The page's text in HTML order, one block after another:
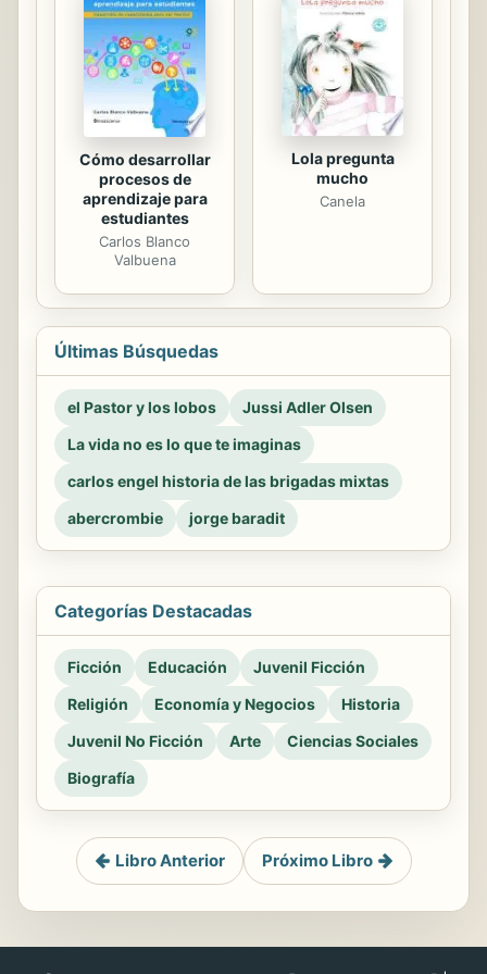
Cómo desarrollar
procesos de
aprendizaje para
estudiantes
Carlos Blanco
Valbuena
Lola pregunta
mucho
Canela
Últimas Búsquedas
el Pastor y los lobos
Jussi Adler Olsen
La vida no es lo que te imaginas
carlos engel historia de las brigadas mixtas
abercrombie
jorge baradit
Categorías Destacadas
Ficción Educación
Juvenil Ficción
Religión
Economía y Negocios
Historia
Juvenil No Ficción
Arte
Ciencias Sociales
Biografía
Libro Anterior Próximo Libro